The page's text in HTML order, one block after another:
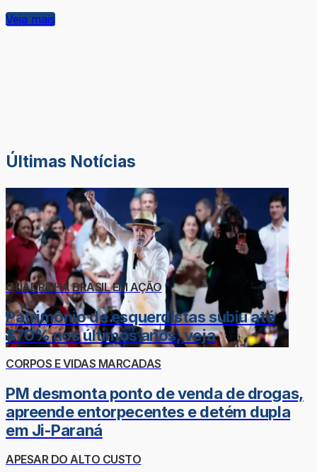
Veja mais
Últimas Notícias
QUADRILHA BRASIL EM AÇÃO
Patrimônio de esquerdistas subiu até
870% nos últimos anos; veja
CORPOS E VIDAS MARCADAS
PM desmonta ponto de venda de drogas,
apreende entorpecentes e detém dupla
em Ji-Paraná
APESAR DO ALTO CUSTO